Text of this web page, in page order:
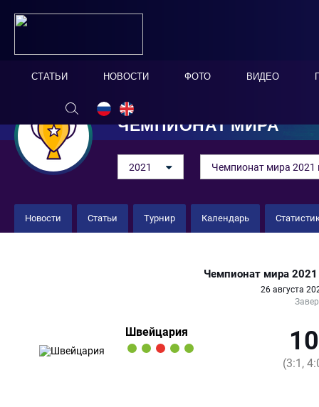
СТАТЬИ НОВОСТИ ФОТО ВИДЕО
ЧЕМПИОНАТ МИРА
2021 Чемпионат мира 2021
Новости Статьи Турнир Календарь
Чемпионат мира 2021
26 августа
Швейцария
(3:1,